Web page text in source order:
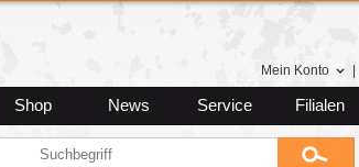
Mein Konto
Shop News Service Filialen